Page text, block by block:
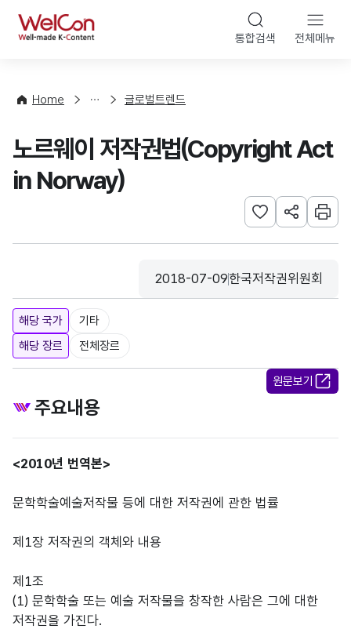
WelCon 통합검색 전체메뉴
Home
향
계
글로벌트렌드
노르웨이 저작권법(Copyright Act
in Norway)
관심사 등록하기
URL 공유하
인쇄
등록일
2018-07-09
수집기관
한국저작권위원회
해당 국가
기타
해당 장르
전체장르
원문보기
주요내용
<2010년 번역본>
문학학술예술저작물 등에 대한 저작권에 관한 법률
제1장 저작권의 객체와 내용
제1조
(1) 문학학술 또는 예술 저작물을 창작한 사람은 그에 대한
저작권을 가진다.